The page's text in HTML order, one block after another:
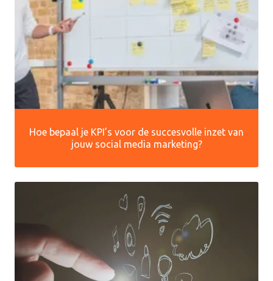
Hoe bepaal je KPI’s voor de succesvolle inzet van
jouw social media marketing?